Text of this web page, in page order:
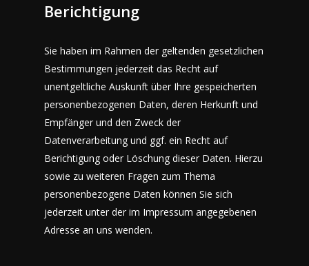
Berichtigung
Sie haben im Rahmen der geltenden gesetzlichen
Bestimmungen jederzeit das Recht auf
unentgeltliche Auskunft über Ihre gespeicherten
personenbezogenen Daten, deren Herkunft und
Empfänger und den Zweck der
Datenverarbeitung und ggf. ein Recht auf
Berichtigung oder Löschung dieser Daten. Hierzu
sowie zu weiteren Fragen zum Thema
personenbezogene Daten können Sie sich
jederzeit unter der im Impressum angegebenen
Adresse an uns wenden.